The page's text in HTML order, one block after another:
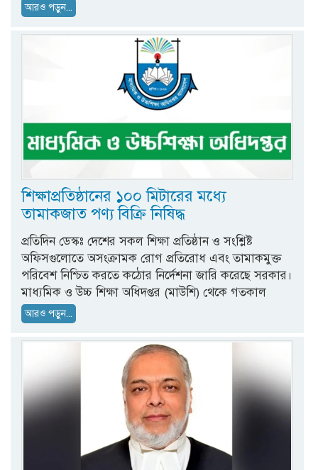
আরও পড়ুন...
শিক্ষাপ্রতিষ্ঠানের ১০০ মিটারের মধ্যে
তামাকজাত পণ্য বিক্রি নিষিদ্ধ
প্রতিদিন ডেস্কঃ দেশের সকল শিক্ষা প্রতিষ্ঠান ও সংশ্লিষ্ট
অফিসগুলোতে অসংক্রামক রোগ প্রতিরোধ এবং তামাকমুক্ত
পরিবেশ নিশ্চিত করতে কঠোর নির্দেশনা জারি করেছে সরকার।
মাধ্যমিক ও উচ্চ শিক্ষা অধিদপ্তর (মাউশি) থেকে গতকাল
আরও পড়ুন...